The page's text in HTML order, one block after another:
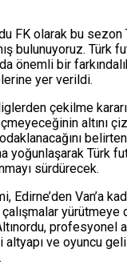
FK olarak bu sezon
bulunuyoruz. Türk
önemli bir
yer verildi.
çekilme
altını
yoğunlaşarak Türk
sürdürecek.
Edirne’den Van’a
profesyonel
altyapı ve oyuncu